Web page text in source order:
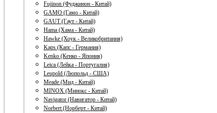
Fujinon (Фуджинон - Китай)
GAMO (Гамо - Китай)
GAUT (Гаут - Китай)
Hama (Хама - Китай)
Hawke (Хоук - Великобритания)
Kaps (Капс - Германия)
Kenko (Кенко - Япония)
Leica (Лейка - Португалия)
Leupold (Люпольд - США)
Meade (Мид - Китай)
MINOX (Минокс - Китай)
Navigator (Навигатор - Китай)
Norbert (Норберт - Китай)